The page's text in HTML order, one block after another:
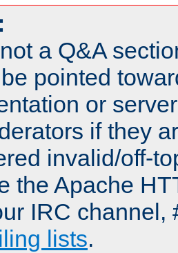
a Q&A
pointed
or
if they
invalid/off-
the Apache
IRC channel,
lists.